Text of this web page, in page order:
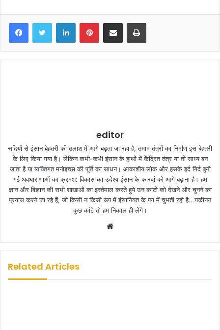
editor
सदियों से इंसान बेहतरी की तलाश में आगे बढ़ता जा रहा है, तमाम तंत्रों का निर्माण इस बेहतरी
के लिए किया गया है। लेकिन कभी-कभी इंसान के हाथों में केंद्रित तंत्र या तो साध्य बन
जाता है या व्यक्तिगत मनोइच्छा की पूर्ति का साधन। आकाशीय लोक और इसके इर्द गिर्द बुनी
गई अवधाराणाओं का क्रमश: विकास का उदेश्य इंसान के कारवां को आगे बढ़ाना है। हम
ज्ञान और विज्ञान की सभी शाखाओं का इस्तेमाल करते हुये उन कांटों को देखने और चुनने का
प्रयास करने जा रहे हैं, जो किसी न किसी रूप में इंसानियत के पग में चुभती रही है...यकीनन
कुछ कांटे तो हम निकाल ही लेंगे।
b
Related Articles